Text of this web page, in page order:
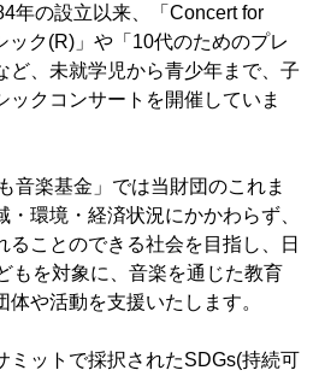
年の設立以来、「Concert for
ック(R)」や「10代のためのプレ
ど、未就学児から青少年まで、子
ックコンサートを開催していま
音楽基金」では当財団のこれま
環境・経済状況にかかわらず、
ることのできる社会を目指し、日
もを対象に、音楽を通じた教育
や活動を支援いたします。
ミットで採択されたSDGs(持続可